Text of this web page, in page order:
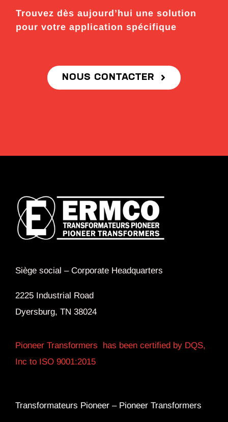
Trouvez dès aujourd’hui une solution
pour votre application spécifique
NOUS CONTACTER
Siège social – Corporate Headquarters
2225 Industrial Road
Dyersburg, TN 38024
Pioneer Transformers has been certified by DQS,
Inc to ISO 9001:2015
Transformateurs Pioneer – Pioneer Transformers